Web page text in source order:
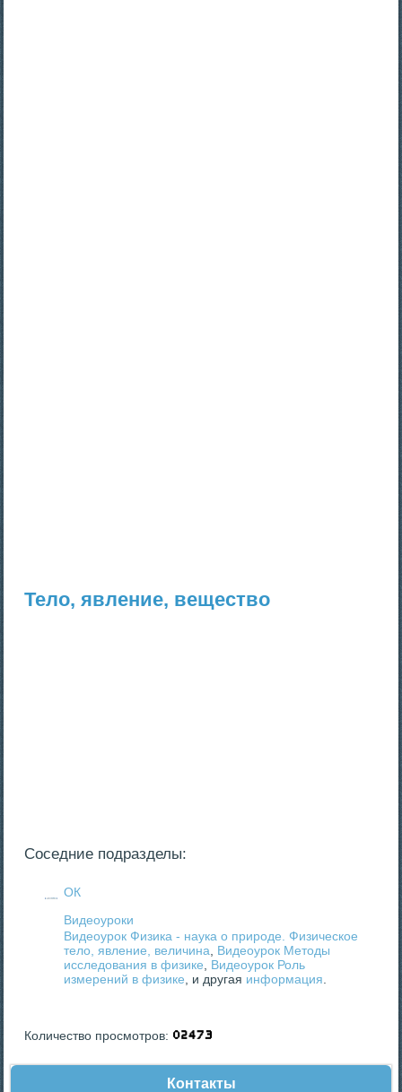
Тело, явление, вещество
Соседние подразделы:
ОК
Видеоуроки
Видеоурок Физика - наука о природе. Физическое
тело, явление, величина
Видеоурок Методы
исследования в физике
Видеоурок Роль
измерений в физике , и другая информация
Количество просмотров:
Контакты